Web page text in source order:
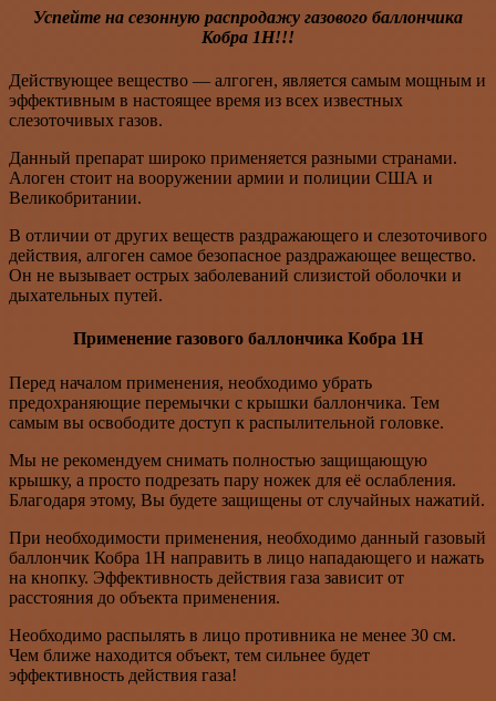
Успейте на сезонную распродажу газового баллончика
Кобра 1Н!!!
Действующее вещество — алгоген, является самым мощным и
эффективным в настоящее время из всех известных
слезоточивых газов.
Данный препарат широко применяется разными странами.
Алоген стоит на вооружении армии и полиции США и
Великобритании.
В отличии от других веществ раздражающего и слезоточивого
действия, алгоген самое безопасное раздражающее вещество.
Он не вызывает острых заболеваний слизистой оболочки и
дыхательных путей.
Применение газового баллончика Кобра 1Н
Перед началом применения, необходимо убрать
предохраняющие перемычки с крышки баллончика. Тем
самым вы освободите доступ к распылительной головке.
Мы не рекомендуем снимать полностью защищающую
крышку, а просто подрезать пару ножек для её ослабления.
Благодаря этому, Вы будете защищены от случайных нажатий.
При необходимости применения, необходимо данный газовый
баллончик Кобра 1Н направить в лицо нападающего и нажать
на кнопку. Эффективность действия газа зависит от
расстояния до объекта применения.
Необходимо распылять в лицо противника не менее 30 см.
Чем ближе находится объект, тем сильнее будет
эффективность действия газа!